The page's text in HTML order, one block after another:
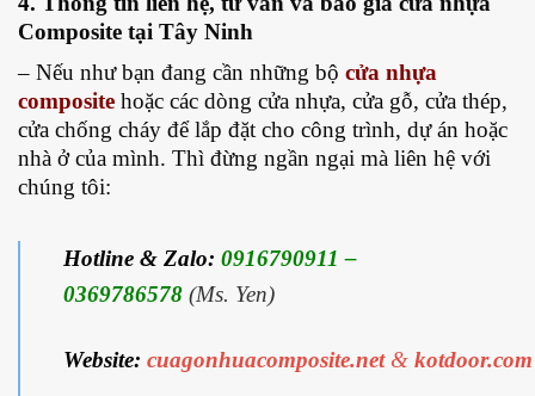
Composite tại Tây Ninh
– Nếu như bạn đang cần những bộ cửa nhựa
composite hoặc các dòng cửa nhựa, cửa gỗ, cửa thép,
cửa chống cháy để lắp đặt cho công trình, dự án hoặc
nhà ở của mình. Thì đừng ngần ngại mà liên hệ với
chúng tôi:
Hotline & Zalo: 0916790911 –
0369786578 (Ms. Yen)
Website: cuagonhuacomposite.net& kotdoor.com